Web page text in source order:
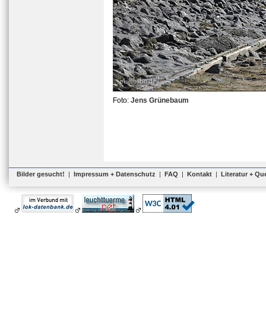
Foto: Jens Grünebaum
Bilder gesucht! | Impressum + Datenschutz | FAQ | Kontakt | Literatur +